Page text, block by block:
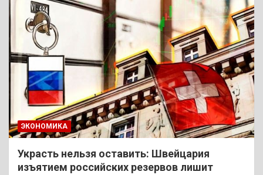
ЭКОНОМИКА
Украсть нельзя оставить: Швейцария
изъятием российских резервов лишит